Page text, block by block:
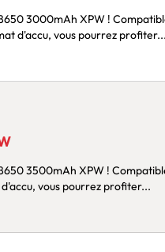
! Compatible avec toutes
d'accu, vous pourrez profiter...
! Compatible avec toutes les
vous pourrez profiter...